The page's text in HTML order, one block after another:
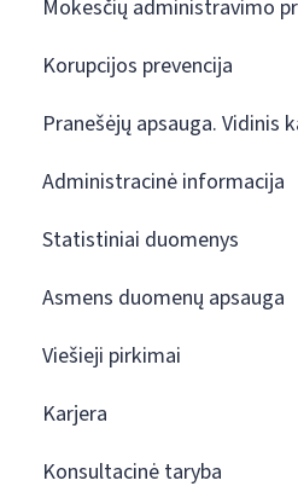
Mokesčių administravimo
Korupcijos prevencija
Pranešėjų apsauga. Vidinis
Administracinė informacija
Statistiniai duomenys
Asmens duomenų apsauga
Viešieji pirkimai
Karjera
Konsultacinė taryba